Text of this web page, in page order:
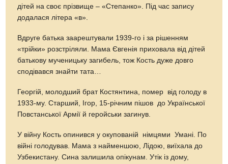
дітей на своє прізвище – «Степанко». Під час запису
додалася літера «в».
Вдруге батька заарештували 1939-го і за рішенням
«трійки» розстріляли. Мама Євгенія приховала від дітей
батькову мученицьку загибель, тож Кость дуже довго
сподівався знайти тата…
Георгій, молодший брат Костянтина, помер від голоду в
1933-му. Старший, Ігор, 15-річним пішов до Української
Повстанської Армії й геройськи загинув.
У війну Кость опинився у окупованій німцями Умані. По
війні голодував. Мама з найменшою, Лідою, виїхала до
Узбекистану. Сина залишила опікунам. Утік із дому,